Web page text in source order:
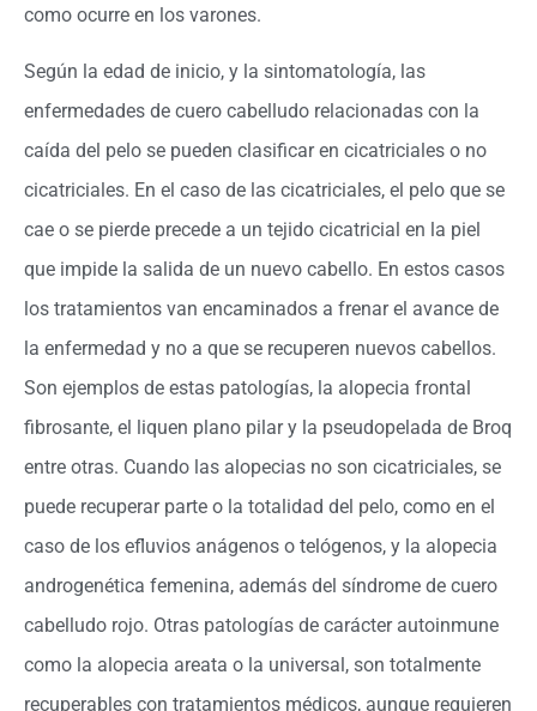
como ocurre en los varones.
Según la edad de inicio, y la sintomatología, las
enfermedades de cuero cabelludo relacionadas con la
caída del pelo se pueden clasificar en cicatriciales o no
cicatriciales. En el caso de las cicatriciales, el pelo que se
cae o se pierde precede a un tejido cicatricial en la piel
que impide la salida de un nuevo cabello. En estos casos
los tratamientos van encaminados a frenar el avance de
la enfermedad y no a que se recuperen nuevos cabellos.
Son ejemplos de estas patologías, la alopecia frontal
fibrosante, el liquen plano pilar y la pseudopelada de Broq
entre otras. Cuando las alopecias no son cicatriciales, se
puede recuperar parte o la totalidad del pelo, como en el
caso de los efluvios anágenos o telógenos, y la alopecia
androgenética femenina, además del síndrome de cuero
cabelludo rojo. Otras patologías de carácter autoinmune
como la alopecia areata o la universal, son totalmente
recuperables con tratamientos médicos, aunque requieren